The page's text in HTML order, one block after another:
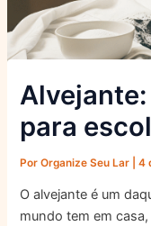
para
PorOrganize Seu Lar |4
O alvejante é um
mundo tem em